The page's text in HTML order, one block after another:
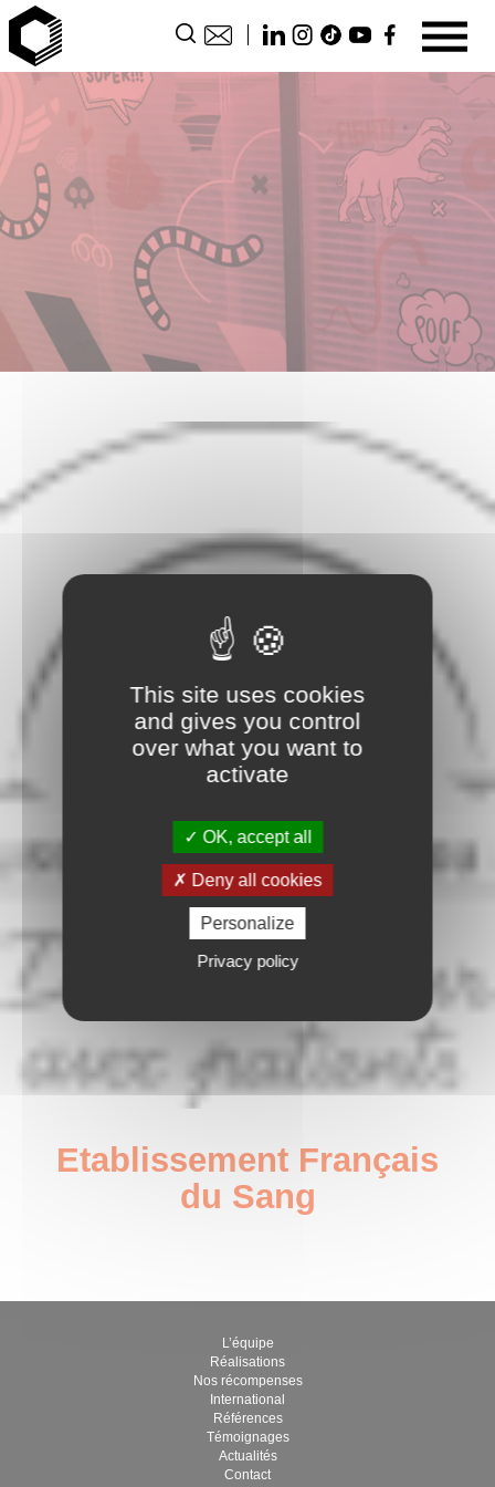
Etablissement Français
du Sang
L’équipe
Réalisations
Nos récompenses
International
Références
Témoignages
Actualités
Contact
This site uses cookies
and gives you control
over what you want to
activate
OK, accept all
Deny all cookies
Personalize
Privacy policy